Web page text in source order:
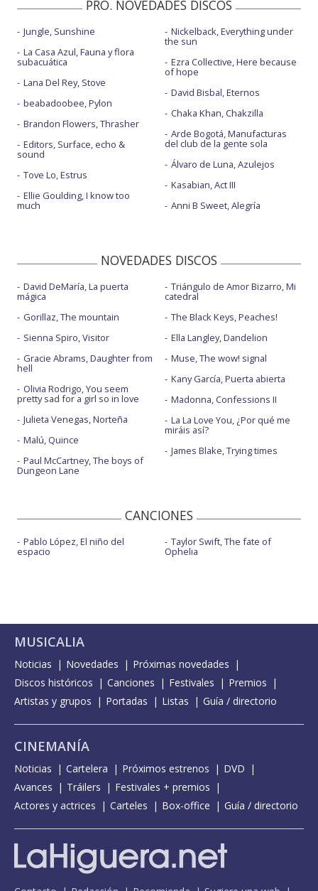
PRO. NOVEDADES DISCOS
Jungle, Sunshine
La Casa Azul, Fauna y flora
subacuática
Lana Del Rey, Stove
beabadoobee, Pylon
Brandon Flowers, Thrasher
Editors, Surface, echo &
sound
Tove Lo, Estrus
Ellie Goulding, I know too
much
Nickelback, Everything under
the sun
Ezra Collective, Here because
of hope
David Bisbal, Eternos
Chaka Khan, Chakzilla
Arde Bogotá, Manufacturas
del club de la gente sola
Álvaro de Luna, Azulejos
Kasabian, Act III
Anni B Sweet, Alegría
NOVEDADES DISCOS
David DeMaría, La puerta
mágica
Gorillaz, The mountain
Sienna Spiro, Visitor
Gracie Abrams, Daughter from
hell
Olivia Rodrigo, You seem
pretty sad for a girl so in love
Julieta Venegas, Norteña
Malú, Quince
Paul McCartney, The boys of
Dungeon Lane
Triángulo de Amor Bizarro, Mi
catedral
The Black Keys, Peaches!
Ella Langley, Dandelion
Muse, The wow! signal
Kany García, Puerta abierta
Madonna, Confessions II
La La Love You, ¿Por qué me
miráis así?
James Blake, Trying times
CANCIONES
Pablo López, El niño del
espacio
Taylor Swift, The fate of
Ophelia
MUSICALIA
Noticias Novedades
Próximas novedades
Discos históricos
Canciones Festivales
Premios
Artistas y grupos
Portadas Listas Guía / directorio
CINEMANÍA
Noticias Cartelera Próximos estrenos
DVD
Avances
Tráilers
Festivales + premios
Actores y actrices
Carteles Box-office Guía / directorio